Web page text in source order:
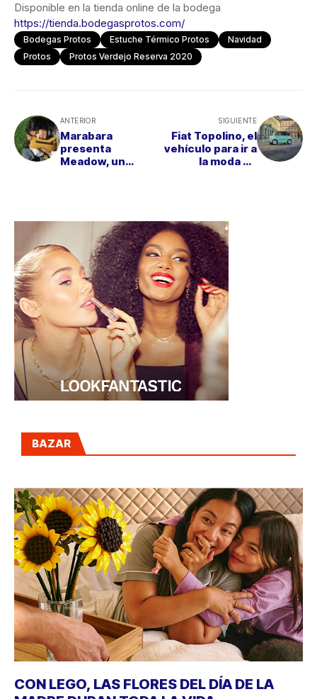
Disponible en la tienda online de la bodega
https://tienda.bodegasprotos.com/
Bodegas Protos Estuche Térmico Protos
Navidad
Protos
Protos Verdejo Reserva 2020
ANTERIOR
Marabara
presenta
Meadow, un
SIGUIENTE
Fiat Topolino, el
vehículo para ir a
la moda en
BAZAR
CON LEGO, LAS FLORES DEL DÍA DE LA